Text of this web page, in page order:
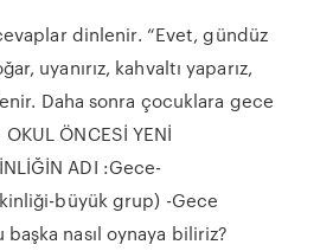
dinlenir. “Evet, gündüz
uyanırız, kahvaltı yaparız,
Daha sonra çocuklara gece
ÖNCESİ YENİ
ADI :Gece-
büyük grup) -Gece
nasıl oynaya biliriz?